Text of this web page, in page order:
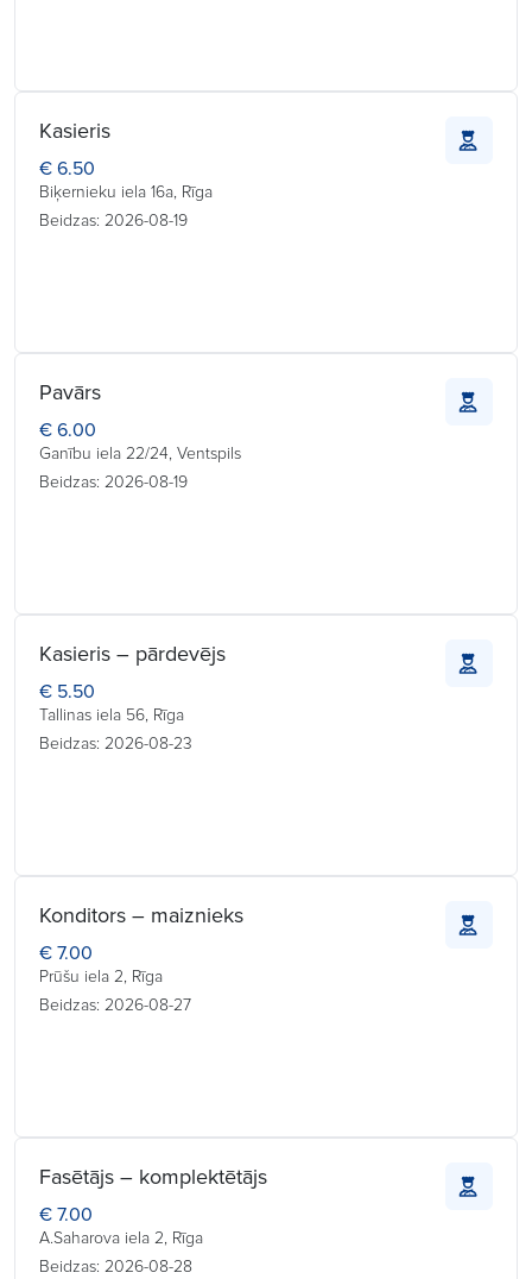
Kasieris
€ 6.50
Biķernieku iela 16a, Rīga
Beidzas: 2026-08-19
Pavārs
€ 6.00
Ganību iela 22/24, Ventspils
Beidzas: 2026-08-19
Kasieris – pārdevējs
€ 5.50
Tallinas iela 56, Rīga
Beidzas: 2026-08-23
Konditors – maiznieks
€ 7.00
Prūšu iela 2, Rīga
Beidzas: 2026-08-27
Fasētājs – komplektētājs
€ 7.00
A.Saharova iela 2, Rīga
Beidzas: 2026-08-28